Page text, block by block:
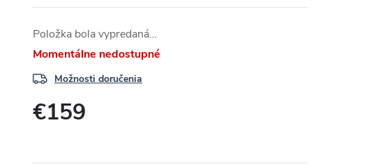
Položka bola vypredaná…
Momentálne nedostupné
Možnosti doručenia
€159